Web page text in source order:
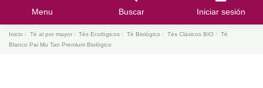
Menu Buscar Iniciar sesión
Inicio Té al por mayor Tés Ecológicos Té Biológico Tés Clásicos BIO
Té
Blanco Pai Mu Tan Premium Biológico